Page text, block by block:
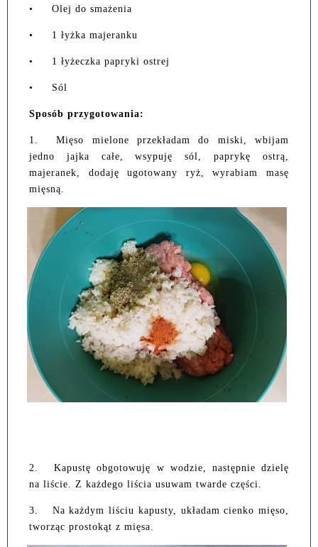
• Olej do smażenia
• 1 łyżka majeranku
• 1 łyżeczka papryki ostrej
• Sól
Sposób przygotowania:
1.
Mięso mielone przekładam do miski, wbijam
jedno jajka całe, wsypuję sól, paprykę ostrą,
majeranek, dodaję ugotowany ryż, wyrabiam masę
mięsną.
2.
Kapustę obgotowuję w wodzie, następnie dzielę
na liście. Z każdego liścia usuwam twarde części.
3.
Na każdym liściu kapusty, układam cienko mięso,
tworząc prostokąt z mięsa.